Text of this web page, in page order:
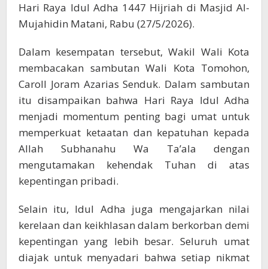
Hari Raya Idul Adha 1447 Hijriah di Masjid Al-
Mujahidin Matani, Rabu (27/5/2026).
Dalam kesempatan tersebut, Wakil Wali Kota
membacakan sambutan Wali Kota Tomohon,
Caroll Joram Azarias Senduk. Dalam sambutan
itu disampaikan bahwa Hari Raya Idul Adha
menjadi momentum penting bagi umat untuk
memperkuat ketaatan dan kepatuhan kepada
Allah Subhanahu Wa Ta’ala dengan
mengutamakan kehendak Tuhan di atas
kepentingan pribadi.
Selain itu, Idul Adha juga mengajarkan nilai
kerelaan dan keikhlasan dalam berkorban demi
kepentingan yang lebih besar. Seluruh umat
diajak untuk menyadari bahwa setiap nikmat